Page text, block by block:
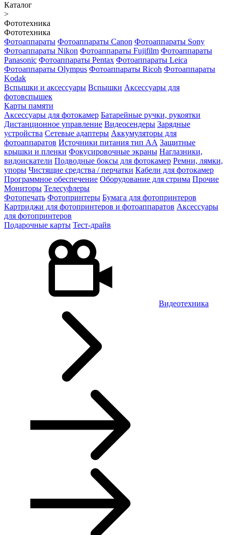
Каталог
>
Фототехника
Фототехника
Фотоаппараты Фотоаппараты Canon Фотоаппараты Sony
Фотоаппараты Nikon Фотоаппараты Fujifilm Фотоаппараты
Panasonic Фотоаппараты Pentax Фотоаппараты Leica
Фотоаппараты Olympus Фотоаппараты Ricoh Фотоаппараты
Kodak
Вспышки и аксессуары Вспышки Аксессуары для
фотовспышек
Карты памяти
Аксессуары для фотокамер Батарейные ручки, рукоятки
Дистанционное управление Видеосендеры Зарядные
устройства Сетевые адаптеры Аккумуляторы для
фотоаппаратов Источники питания тип АА Защитные
крышки и пленки Фокусировочные экраны Наглазники,
видоискатели Подводные боксы для фотокамер Ремни, лямки,
упоры Чистящие средства / перчатки Кабели для фотокамер
Программное обеспечение Оборудование для стрима Прочие
Мониторы Телесуфлеры
Фотопечать Фотопринтеры Бумага для фотопринтеров
Картриджи для фотопринтеров и фотоаппаратов Аксессуары
для фотопринтеров
Подарочные карты Тест-драйв
Видеотехника